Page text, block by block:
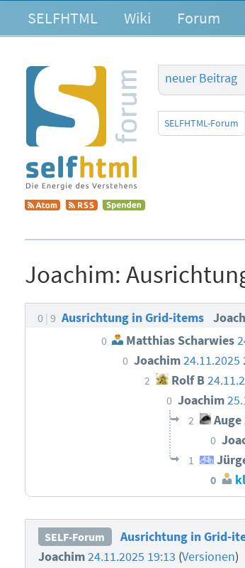
SELFHTML Wiki Forum
neuer Beitrag
SELFHTML-Forum
Joachim:
0 9 Ausrichtung in Grid-items
0 Matthias Scharwies
0 Joachim24.11.2025
2 Rolf B
0 Joachim
2 Auge
0
1
0
SELF-Forum
Ausrichtung in Grid-
Joachim24.11.2025 19:13 (Versionen)